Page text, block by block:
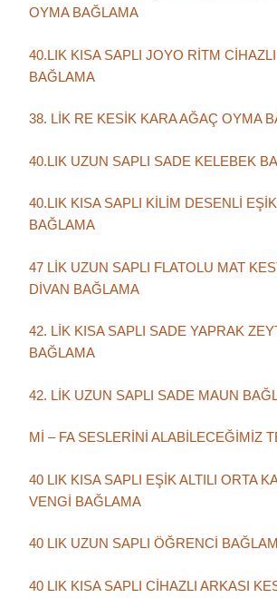
OYMA BAĞLAMA
40.LIK KISA SAPLI JOYO RİTM
BAĞLAMA
38. LİK RE KESİK KARA AĞAÇ OYMA
40.LIK UZUN SAPLI SADE KELEBEK
40.LIK KISA SAPLI KİLİM DESENLİ
BAĞLAMA
47 LİK UZUN SAPLI FLATOLU MAT
DİVAN BAĞLAMA
42. LİK KISA SAPLI SADE YAPRAK
BAĞLAMA
42. LİK UZUN SAPLI SADE MAUN
Mİ – FA SESLERİNİ ALABİLECEĞİMİZ
40 LIK KISA SAPLI EŞİK ALTILI ORTA
VENGİ BAĞLAMA
40 LIK UZUN SAPLI ÖĞRENCİ
40 LIK KISA SAPLI CİHAZLI ARKASI